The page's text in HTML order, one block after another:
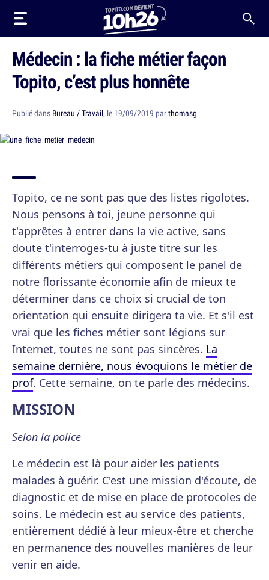
Médecin : la fiche métier façon
Topito, c’est plus honnête
Publié dans Bureau / Travail, le 19/09/2019 parthomasg
Topito, ce ne sont pas que des listes rigolotes.
Nous pensons à toi, jeune personne qui
t'apprêtes à entrer dans la vie active, sans
doute t'interroges-tu à juste titre sur les
différents métiers qui composent le panel de
notre florissante économie afin de mieux te
déterminer dans ce choix si crucial de ton
orientation qui ensuite dirigera ta vie. Et s'il est
vrai que les fiches métier sont légions sur
Internet, toutes ne sont pas sincères. La
semaine dernière, nous évoquions le métier de
prof. Cette semaine, on te parle des médecins.
MISSION
Selon la police
Le médecin est là pour aider les patients
malades à guérir. C'est une mission d'écoute, de
diagnostic et de mise en place de protocoles de
soins. Le médecin est au service des patients,
entièrement dédié à leur mieux-être et cherche
en permanence des nouvelles manières de leur
venir en aide.